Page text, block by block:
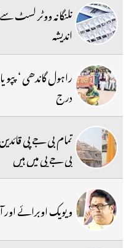
اندیشہ
راہول گاندھی ‘
درج
تمام بی جے پی
بی جے پی میں ہیں
ویویک اوبرائے